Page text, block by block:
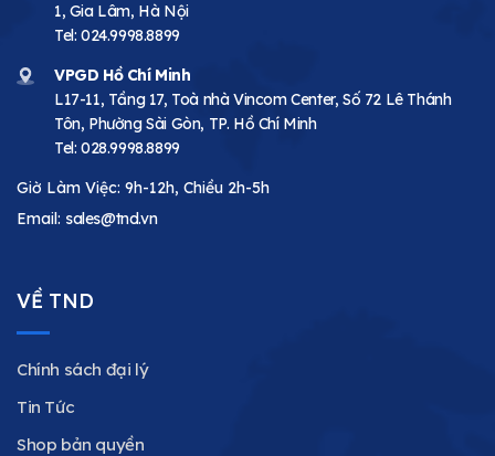
1, Gia Lâm, Hà Nội
Tel: 024.9998.8899
VPGD Hồ Chí Minh
L17-11, Tầng 17, Toà nhà Vincom Center, Số 72 Lê Thánh
Tôn, Phường Sài Gòn, TP. Hồ Chí Minh
Tel: 028.9998.8899
Giờ Làm Việc: 9h-12h, Chiều 2h-5h
Email: sales@tnd.vn
VỀ TND
Chính sách đại lý
Tin Tức
Shop bản quyền